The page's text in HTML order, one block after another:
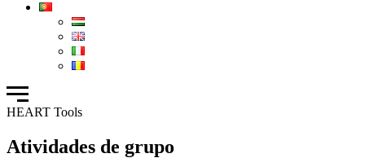
HEART Tools
Atividades de grupo